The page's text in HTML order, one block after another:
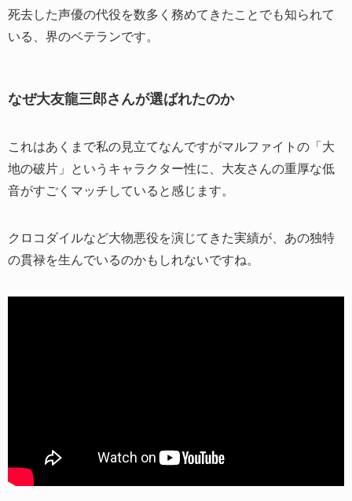
死去した声優の代役を数多く務めてきたことでも知られて
いる、界のベテランです。
なぜ大友龍三郎さんが選ばれたのか
これはあくまで私の見立てなんですがマルファイトの「大
地の破片」というキャラクター性に、大友さんの重厚な低
音がすごくマッチしていると感じます。
クロコダイルなど大物悪役を演じてきた実績が、あの独特
の貫禄を生んでいるのかもしれないですね。